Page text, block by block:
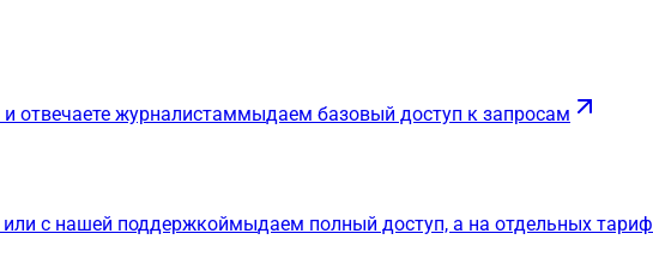
отвечаете журналистаммыдаем базовый доступ к запросам
или с нашей поддержкоймыдаем полный доступ, а на отдельных